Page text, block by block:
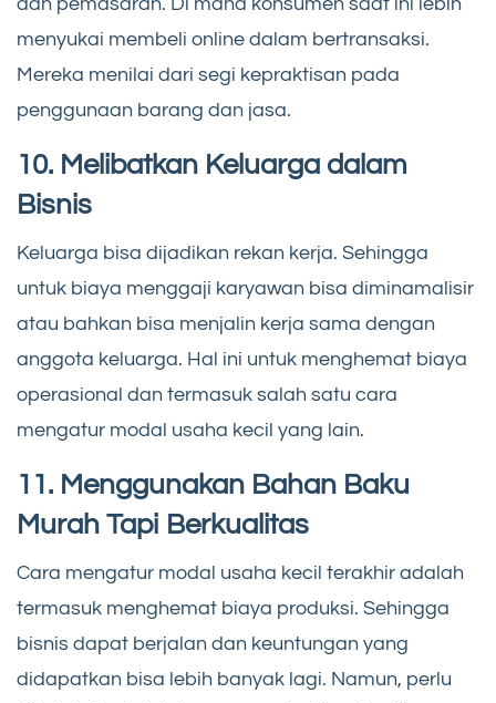
dan pemasaran. Di mana konsumen saat ini lebih
menyukai membeli online dalam bertransaksi.
Mereka menilai dari segi kepraktisan pada
penggunaan barang dan jasa.
10. Melibatkan Keluarga dalam
Bisnis
Keluarga bisa dijadikan rekan kerja. Sehingga
untuk biaya menggaji karyawan bisa diminamalisir
atau bahkan bisa menjalin kerja sama dengan
anggota keluarga. Hal ini untuk menghemat biaya
operasional dan termasuk salah satu cara
mengatur modal usaha kecil yang lain.
11. Menggunakan Bahan Baku
Murah Tapi Berkualitas
Cara mengatur modal usaha kecil terakhir adalah
termasuk menghemat biaya produksi. Sehingga
bisnis dapat berjalan dan keuntungan yang
didapatkan bisa lebih banyak lagi. Namun, perlu